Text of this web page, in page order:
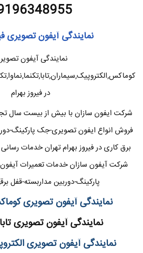
نمایندگی آیفون تصویری
نمایندگی آیفون
در فیروز بهرام
شرکت ایفون سازان با بیش از بیست سال
فروش انواع ایفون تصویری-جک پارکینگ-
برق کاری در فیروز بهرام تهران خدمات
شرکت آیفون سازان خدمات تعمیرات
پارکینگ-دوربین مداربسته-قفل
نمایندگی آیفون تصویری
نمایندگی آیفون تصویری
نمایندگی آیفون تصویری